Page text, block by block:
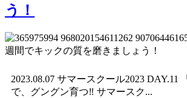
う！
2023.08.07 サマースクール2023 DAY.11
で、グングン育つ‼︎ サマースク...